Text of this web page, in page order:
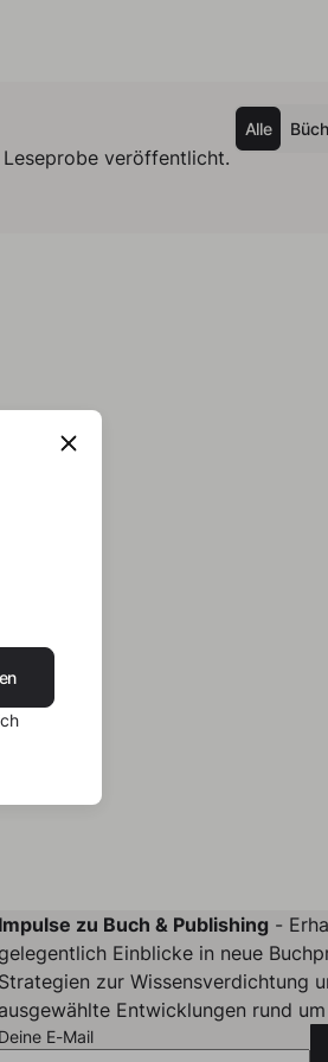
Alle
veröffentlicht.
Impulse zu Buch & Publishing-
Einblicke in neue
Strategien zur Wissensverdichtung
ausgewählte Entwicklungen rund
Deine E-Mail